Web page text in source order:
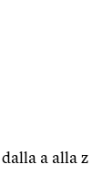
a alla z